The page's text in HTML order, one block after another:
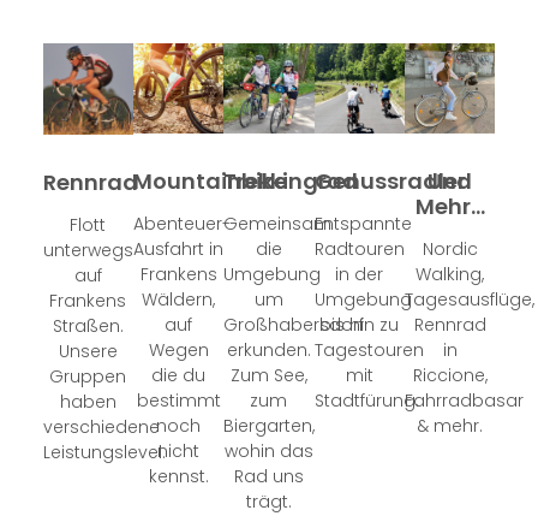
Rennrad
Flott
unterwegs
auf
Frankens
Straßen.
Unsere
Gruppen
haben
verschiedene
Leistungslevel.
Mountainbike
Abenteuer-
Ausfahrt in
Frankens
Wäldern,
auf
Wegen
die du
bestimmt
noch
nicht
kennst.
Trekkingrad
Gemeinsam
die
Umgebung
um
Großhabersdorf
erkunden.
Zum See,
zum
Biergarten,
wohin das
Rad uns
trägt.
Genussradler
Entspannte
Radtouren
in der
Umgebung
bis hin zu
Tagestouren
mit
Stadtfürung.
Und
Mehr...
Nordic
Walking,
Tagesausflüge,
Rennrad
in
Riccione,
Fahrradbasar
& mehr.